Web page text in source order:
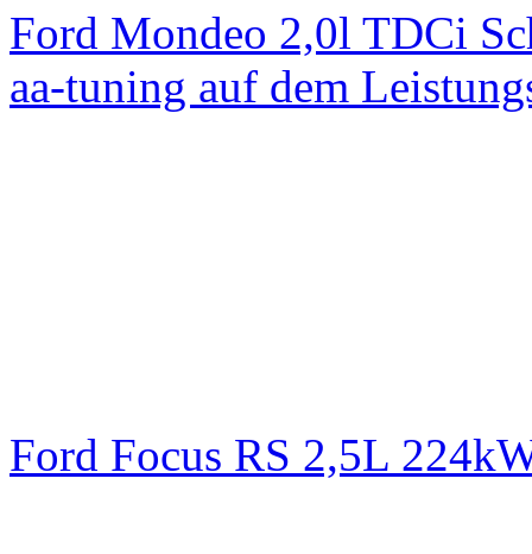
Ford Mondeo 2,0l TDCi
aa-tuning auf dem
Ford Focus RS 2,5L